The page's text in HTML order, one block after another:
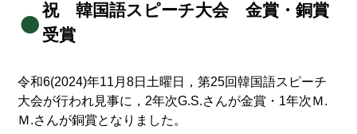
祝 韓国語スピーチ大会 金賞・銅賞
受賞
令和6(2024)年11月8日土曜日，第25回韓国語スピーチ
大会が行われ見事に，2年次G.S.さんが金賞・1年次Ｍ.
Ｍ.さんが銅賞となりました。